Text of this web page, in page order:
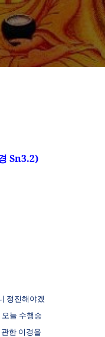
Sn3.2)
정진해야겠
오늘 수행승
한 이경을